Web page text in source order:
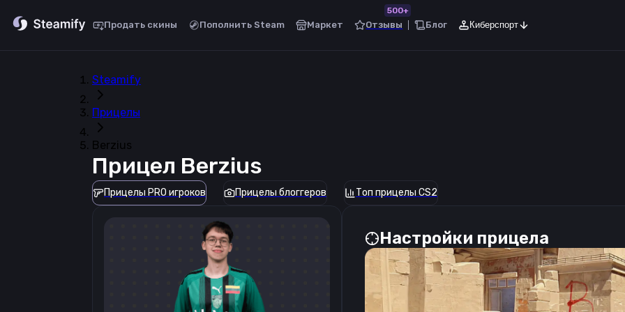
Продать скины Пополнить Steam Маркет Отзывы
500+
Блог Киберспорт
Steamify
Прицелы
Berzius
Прицел Berzius
Прицелы PRO игроков Прицелы блоггеров Топ прицелы CS2
Настройки прицела